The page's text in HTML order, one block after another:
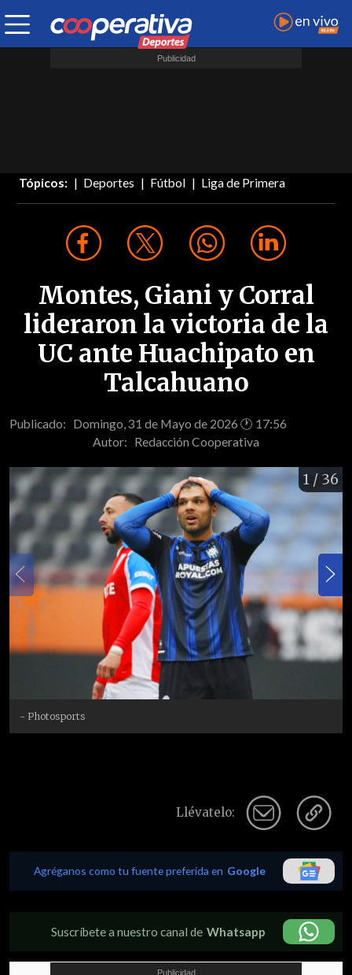
Tópicos: Deportes Fútbol Liga de Primera
Montes, Giani y Corral
lideraron la victoria de la
UC ante Huachipato en
Talcahuano
Publicado: Domingo, 31 de Mayo de 2026 🕐 17:56
Autor: Redacción Cooperativa
1 / 36
- Photosports
Llévatelo:
Agréganos como tu fuente preferida en Google
Suscríbete a nuestro canal de Whatsapp